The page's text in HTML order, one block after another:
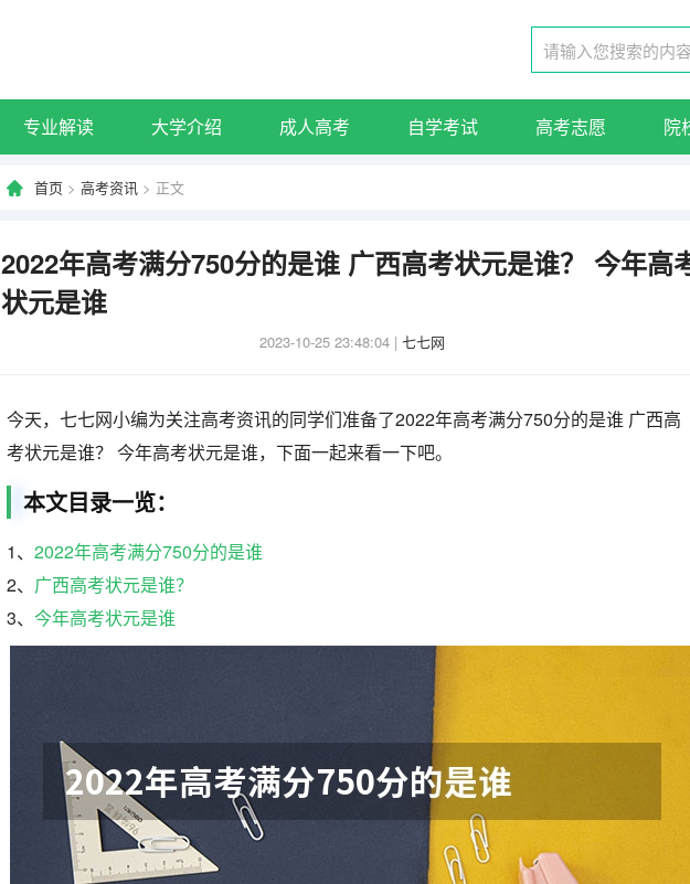
专业解读 大学介绍 成人高考 自学考试 高考志愿 院
首页 > 高考资讯 > 正文
2022年高考满分750分的是谁 广西高考状元是谁？ 今年高
状元是谁
2023-10-25 23:48:04 | 七七网
今天，七七网小编为关注高考资讯的同学们准备了2022年高考满分750分的是谁 广西高
考状元是谁？ 今年高考状元是谁，下面一起来看一下吧。
本文目录一览：
1、 2022年高考满分750分的是谁
2、 广西高考状元是谁？
3、 今年高考状元是谁